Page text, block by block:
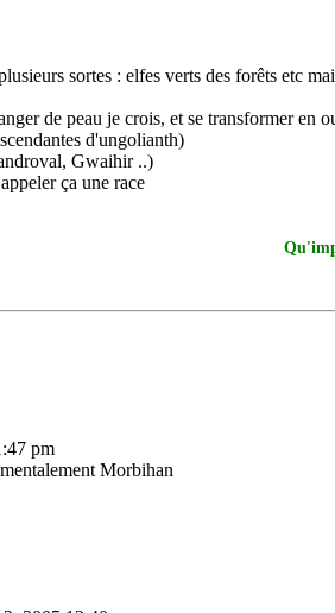
sortes : elfes verts des forêts etc
de peau je crois, et se transformer en
d'ungolianth)
Gwaihir ..)
ça une race
pm
Morbihan